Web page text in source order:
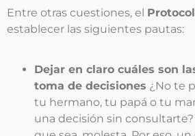
Entre otras cuestiones, el
establecer las siguientes pautas:
Dejar en claro cuáles son
toma de decisiones ¿No te
tu hermano, tu papá o tu
una decisión sin